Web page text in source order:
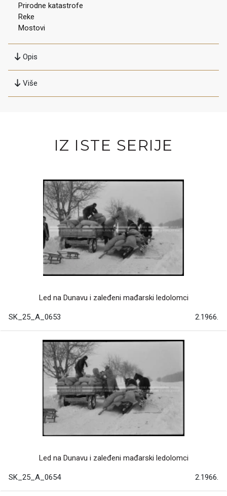
Prirodne katastrofe
Reke
Mostovi
Opis
Više
IZ ISTE SERIJE
Led na Dunavu i zaleđeni mađarski ledolomci
SK_25_A_0653 2.1966.
Led na Dunavu i zaleđeni mađarski ledolomci
SK_25_A_0654 2.1966.